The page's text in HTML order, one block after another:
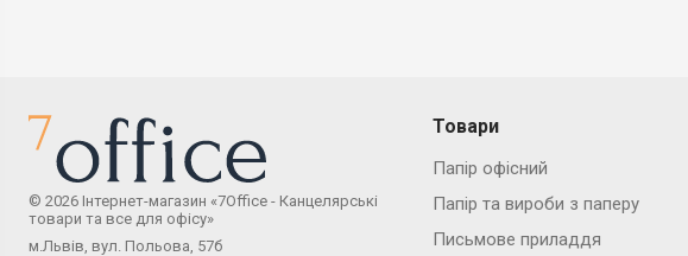
Товари
Папір офісний
Папір та вироби з паперу
Письмове приладдя
© 2026 Інтернет-магазин «7Office - Канцелярські
товари та все для офісу»
м.Львів, вул. Польова, 57б